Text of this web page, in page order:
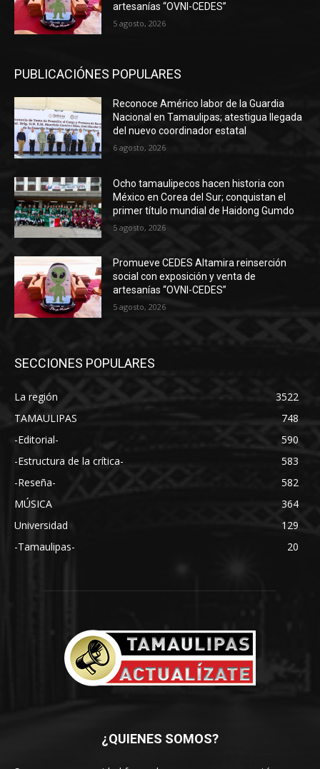
artesanías “OVNI-CEDES”
5 agosto, 2026
PUBLICACIÓNES POPULARES
Reconoce Américo labor de la Guardia
Nacional en Tamaulipas; atestigua llegada
del nuevo coordinador estatal
6 agosto, 2026
Ocho tamaulipecos hacen historia con
México en Corea del Sur; conquistan el
primer título mundial de Haidong Gumdo
5 agosto, 2026
Promueve CEDES Altamira reinserción
social con exposición y venta de
artesanías “OVNI-CEDES”
5 agosto, 2026
SECCIONES POPULARES
La región
3522
TAMAULIPAS
748
-Editorial-
590
-Estructura de la crítica-
583
-Reseña-
582
MÚSICA
364
Universidad
129
-Tamaulipas-
20
¿QUIENES SOMOS?